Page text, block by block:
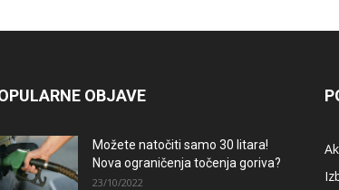
OBJAVE
Možete natočiti samo 30 litara!
Nova ograničenja točenja goriva?
23/10/2022